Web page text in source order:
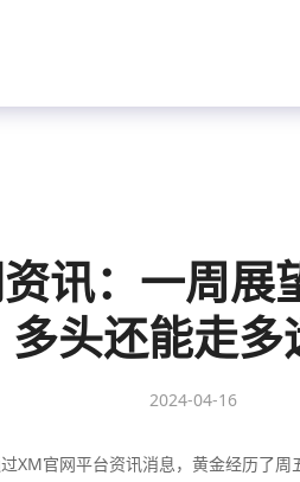
讯：一周展
多头还能走多
2024-04-16
XM官网平台资讯消息，黄金经历了